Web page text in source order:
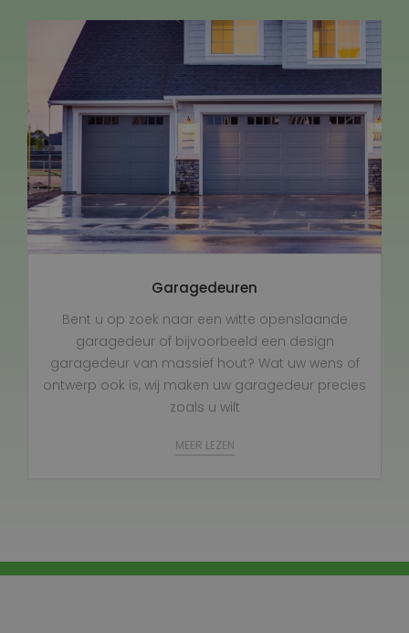
Garagedeuren
Bent u op zoek naar een witte openslaande
garagedeur of bijvoorbeeld een design
garagedeur van massief hout? Wat uw wens of
ontwerp ook is, wij maken uw garagedeur precies
zoals u wilt
MEER LEZEN